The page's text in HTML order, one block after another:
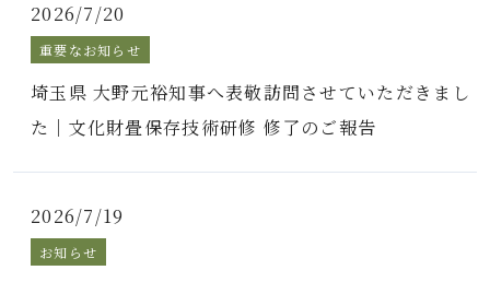
2026/7/20
重要なお知らせ
埼玉県 大野元裕知事へ表敬訪問させていただきまし
た｜文化財畳保存技術研修 修了のご報告
2026/7/19
お知らせ